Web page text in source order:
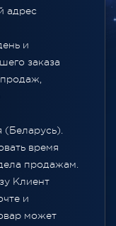
адрес
и
заказа
время
продажам.
Клиент
и
может